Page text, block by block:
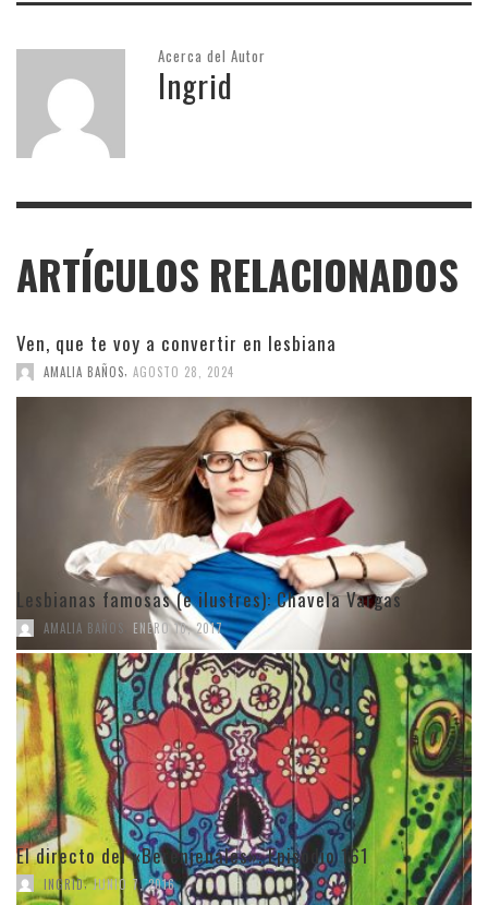
Acerca del Autor
Ingrid
ARTÍCULOS RELACIONADOS
Ven, que te voy a convertir en lesbiana
AMALIA BAÑOS AGOSTO 28, 2024
Lesbianas famosas (e ilustres): Chavela Vargas
AMALIA BAÑOS ENERO 10, 2017
El directo del «Berenjenales». Episodio 161
INGRID, JUNIO 7, 2016